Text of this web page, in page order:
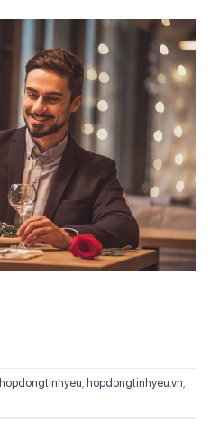
hopdongtinhyeu, hopdongtinhyeu.vn,